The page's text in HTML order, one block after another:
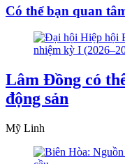
Có thể bạn quan
Lâm Đồng có
động sản
Mỹ Linh